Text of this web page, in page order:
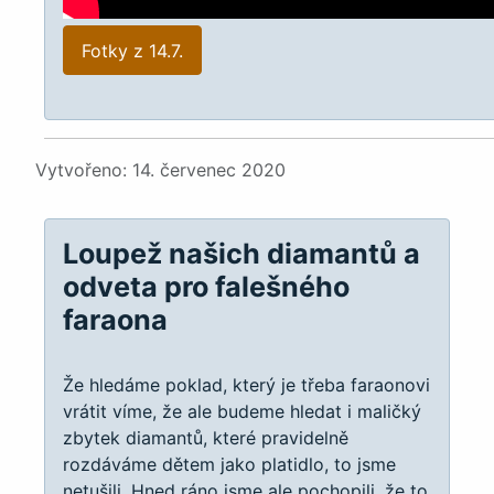
Fotky z 14.7.
Podrobnosti
Vytvořeno: 14. červenec 2020
Loupež našich diamantů a
odveta pro falešného
faraona
Že hledáme poklad, který je třeba faraonovi
vrátit víme, že ale budeme hledat i maličký
zbytek diamantů, které pravidelně
rozdáváme dětem jako platidlo, to jsme